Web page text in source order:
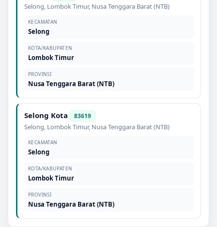
Selong, Lombok Timur, Nusa Tenggara Barat (NTB)
KECAMATAN
Selong
KOTA/KABUPATEN
Lombok Timur
PROVINSI
Nusa Tenggara Barat (NTB)
Selong Kota 83619
Selong, Lombok Timur, Nusa Tenggara Barat (NTB)
KECAMATAN
Selong
KOTA/KABUPATEN
Lombok Timur
PROVINSI
Nusa Tenggara Barat (NTB)